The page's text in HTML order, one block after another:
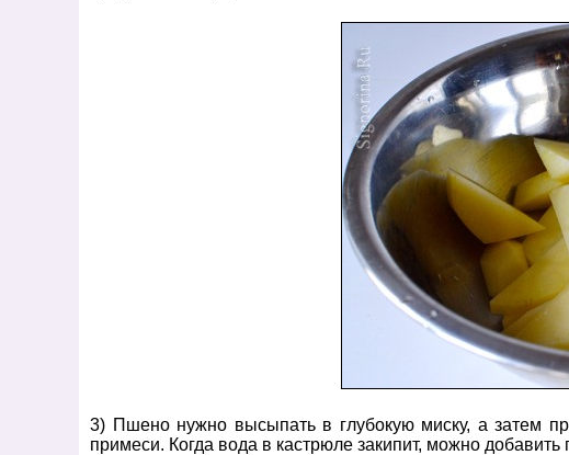
3) Пшено нужно высыпать в глубокую миску, а затем
примеси. Когда вода в кастрюле закипит, можно